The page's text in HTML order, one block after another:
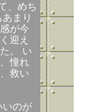
、めち
まり
が今
迎え
。 い
憧れ
救い
いのが